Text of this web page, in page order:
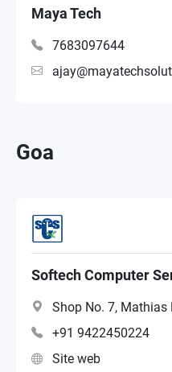
Maya Tech
7683097644
Goa
Softech Computer
Shop No. 7, Mathias
+91 9422450224
Site web